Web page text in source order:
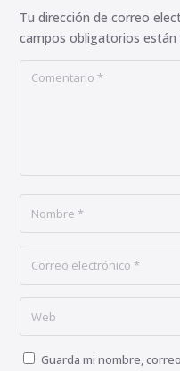
Tu dirección de correo
campos obligatorios
Guarda mi nombre,